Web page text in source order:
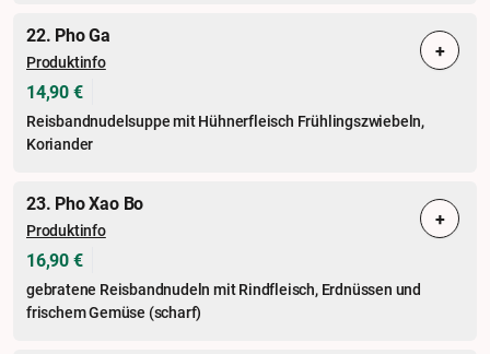
22. Pho Ga
Produktinfo
14,90 €
Reisbandnudelsuppe mit Hühnerfleisch Frühlingszwiebeln,
Koriander
+
23. Pho Xao Bo
Produktinfo
16,90 €
gebratene Reisbandnudeln mit Rindfleisch, Erdnüssen und
frischem Gemüse (scharf)
+